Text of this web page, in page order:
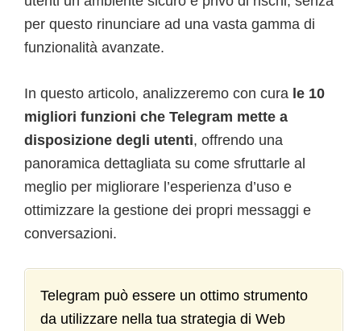
per questo rinunciare ad una vasta gamma di
funzionalità avanzate.
In questo articolo, analizzeremo con cura le 10
migliori funzioni che Telegram mette a
disposizione degli utenti, offrendo una
panoramica dettagliata su come sfruttarle al
meglio per migliorare l’esperienza d’uso e
ottimizzare la gestione dei propri messaggi e
conversazioni.
Telegram può essere un ottimo strumento
da utilizzare nella tua strategia di Web